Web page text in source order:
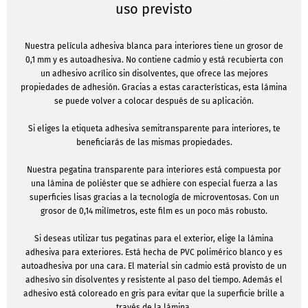
uso previsto
Nuestra película adhesiva blanca para interiores tiene un grosor de
0,1 mm y es autoadhesiva. No contiene cadmio y está recubierta con
un adhesivo acrílico sin disolventes, que ofrece las mejores
propiedades de adhesión. Gracias a estas características, esta lámina
se puede volver a colocar después de su aplicación.
Si eliges la etiqueta adhesiva semitransparente para interiores, te
beneficiarás de las mismas propiedades.
Nuestra pegatina transparente para interiores está compuesta por
una lámina de poliéster que se adhiere con especial fuerza a las
superficies lisas gracias a la tecnología de microventosas. Con un
grosor de 0,14 milímetros, este film es un poco más robusto.
Si deseas utilizar tus pegatinas para el exterior, elige la lámina
adhesiva para exteriores. Está hecha de PVC polimérico blanco y es
autoadhesiva por una cara. El material sin cadmio está provisto de un
adhesivo sin disolventes y resistente al paso del tiempo. Además el
adhesivo está coloreado en gris para evitar que la superficie brille a